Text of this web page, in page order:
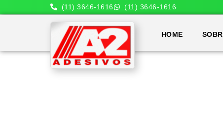
(11) 3646-1616 (11) 3646-1616
HOME